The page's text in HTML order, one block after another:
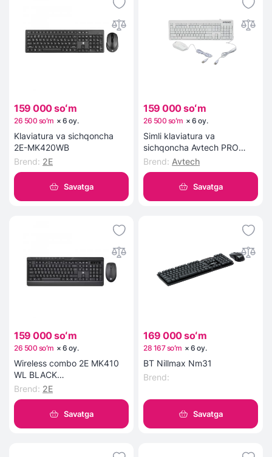
159 000 soʻm
26 500 soʻm ×6 oy.
Klaviatura va sichqoncha
2E-MK420WB
Brend: 2E
Savatga
159 000 soʻm
26 500 soʻm ×6 oy.
Simli klaviatura va
sichqoncha Avtech PRO
C302 (oq)
Brend: Avtech
Savatga
159 000 soʻm
26 500 soʻm ×6 oy.
Wireless combo 2E MK410
WL BLACK
klaviatura+sichqoncha.
Brend: 2E
Savatga
169 000 soʻm
28 167 soʻm ×6 oy.
BT Nillmax Nm31
Brend:
Savatga